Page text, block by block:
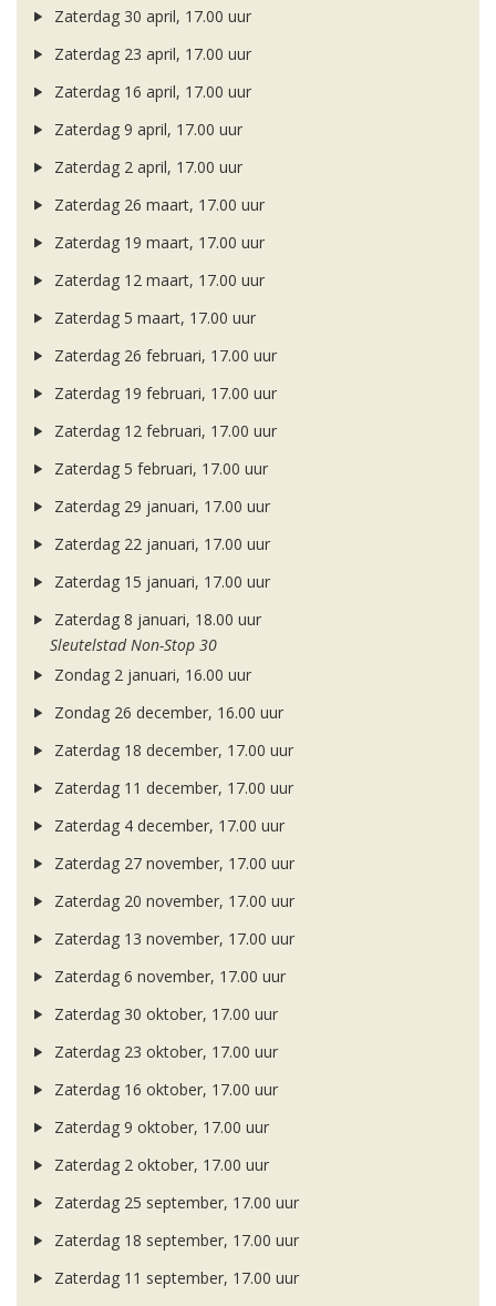
Zaterdag 30 april, 17.00 uur
Zaterdag 23 april, 17.00 uur
Zaterdag 16 april, 17.00 uur
Zaterdag 9 april, 17.00 uur
Zaterdag 2 april, 17.00 uur
Zaterdag 26 maart, 17.00 uur
Zaterdag 19 maart, 17.00 uur
Zaterdag 12 maart, 17.00 uur
Zaterdag 5 maart, 17.00 uur
Zaterdag 26 februari, 17.00 uur
Zaterdag 19 februari, 17.00 uur
Zaterdag 12 februari, 17.00 uur
Zaterdag 5 februari, 17.00 uur
Zaterdag 29 januari, 17.00 uur
Zaterdag 22 januari, 17.00 uur
Zaterdag 15 januari, 17.00 uur
Zaterdag 8 januari, 18.00 uur
Sleutelstad Non-Stop 30
Zondag 2 januari, 16.00 uur
Zondag 26 december, 16.00 uur
Zaterdag 18 december, 17.00 uur
Zaterdag 11 december, 17.00 uur
Zaterdag 4 december, 17.00 uur
Zaterdag 27 november, 17.00 uur
Zaterdag 20 november, 17.00 uur
Zaterdag 13 november, 17.00 uur
Zaterdag 6 november, 17.00 uur
Zaterdag 30 oktober, 17.00 uur
Zaterdag 23 oktober, 17.00 uur
Zaterdag 16 oktober, 17.00 uur
Zaterdag 9 oktober, 17.00 uur
Zaterdag 2 oktober, 17.00 uur
Zaterdag 25 september, 17.00 uur
Zaterdag 18 september, 17.00 uur
Zaterdag 11 september, 17.00 uur